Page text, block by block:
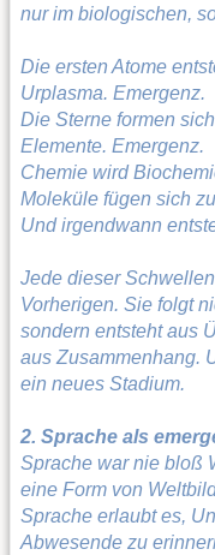
nur im biologischen,
Die ersten Atome
Urplasma. Emergenz.
Die Sterne formen
Elemente. Emergenz.
Chemie wird
Moleküle fügen sich
Und irgendwann
Jede dieser
Vorherigen. Sie folgt
sondern entsteht aus
aus Zusammenhang.
ein neues Stadium.
2. Sprache als
Sprache war nie bloß
eine Form von
Sprache erlaubt es,
Abwesende zu